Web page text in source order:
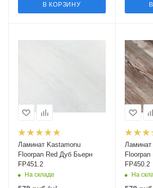
В КОРЗИНУ
Ламинат Kastamonu
Floorpan Red Дуб Бьерн
FP451.2
На складе
Ламинат
FP450.2
На